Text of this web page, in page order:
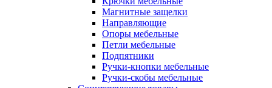
Магнитные защелки
Направляющие
Опоры мебельные
Петли мебельные
Подпятники
Ручки-кнопки мебельные
Ручки-скобы мебельные